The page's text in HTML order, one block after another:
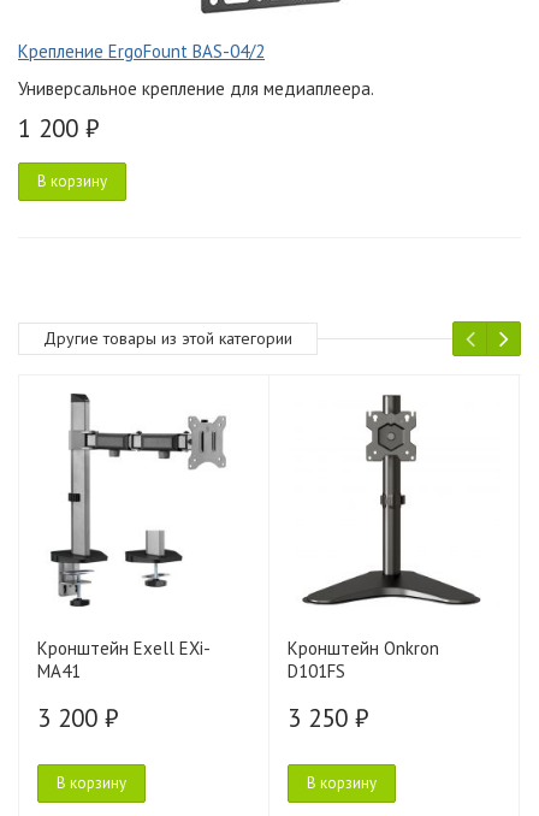
Крепление ErgoFount BAS-04/2
Универсальное крепление для медиаплеера.
1 200 ₽
В корзину
Другие товары из этой категории
Кронштейн Exell EXi-
MA41
3 200 ₽
В корзину
Кронштейн Onkron
D101FS
3 250 ₽
В корзину